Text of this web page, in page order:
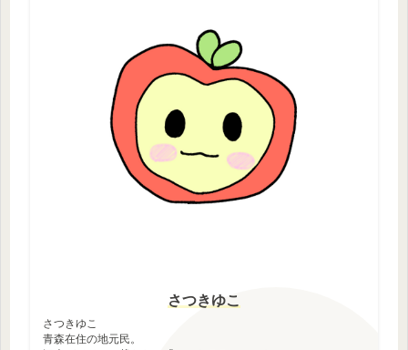
さつきゆこ
さつきゆこ
青森在住の地元民。